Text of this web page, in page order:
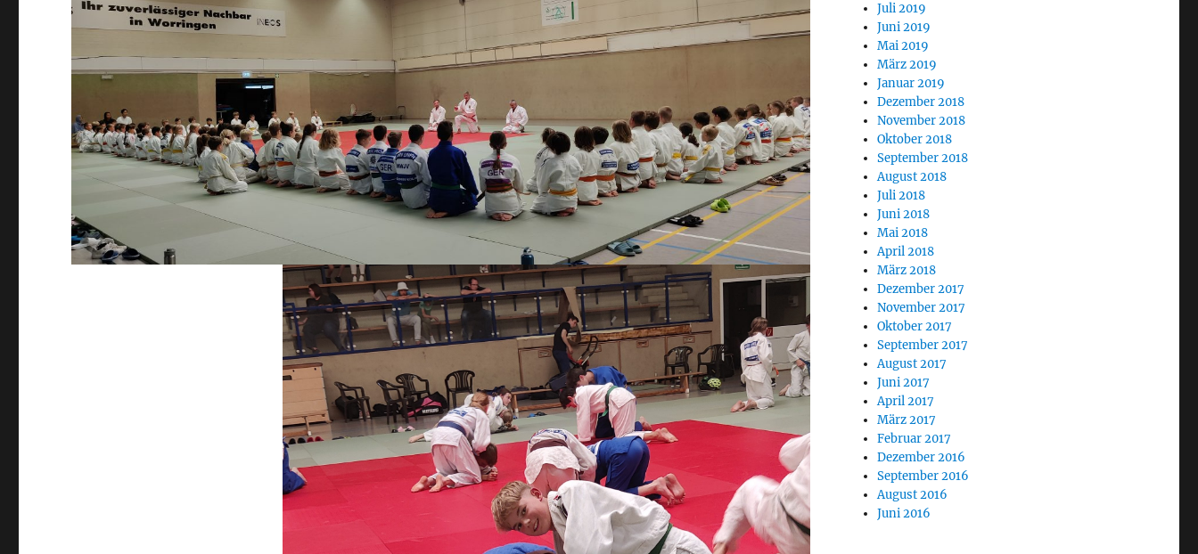
Juli 2019
Juni 2019
Mai 2019
März 2019
Januar 2019
Dezember 2018
November 2018
Oktober 2018
September 2018
August 2018
Juli 2018
Juni 2018
Mai 2018
April 2018
März 2018
Dezember 2017
November 2017
Oktober 2017
September 2017
August 2017
Juni 2017
April 2017
März 2017
Februar 2017
Dezember 2016
September 2016
August 2016
Juni 2016